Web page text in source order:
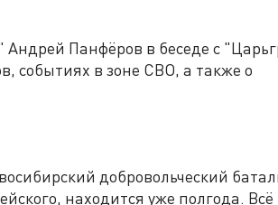
Андрей Панфёров в беседе с
событиях в зоне СВО, а также о
добровольческий
находится уже полгода. Всё